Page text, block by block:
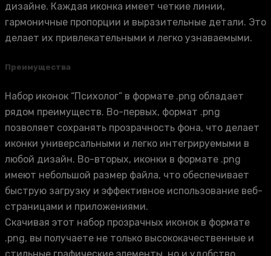
дизайне. Каждая иконка имеет четкие линии,
гармоничные пропорции и выразительные детали. Это
делает их привлекательными и легко узнаваемыми.
Преимущества
Набор иконок “Психолог” в формате .png обладает
рядом преимуществ. Во-первых, формат .png
позволяет сохранять прозрачность фона, что делает
иконки универсальными и легко интегрируемыми в
любой дизайн. Во-вторых, иконки в формате .png
имеют небольшой размер файла, что обеспечивает
быструю загрузку и эффективное использование веб-
страницами и приложениями.
Скачивая этот набор прозрачных иконок в формате
.png, вы получаете не только высококачественные и